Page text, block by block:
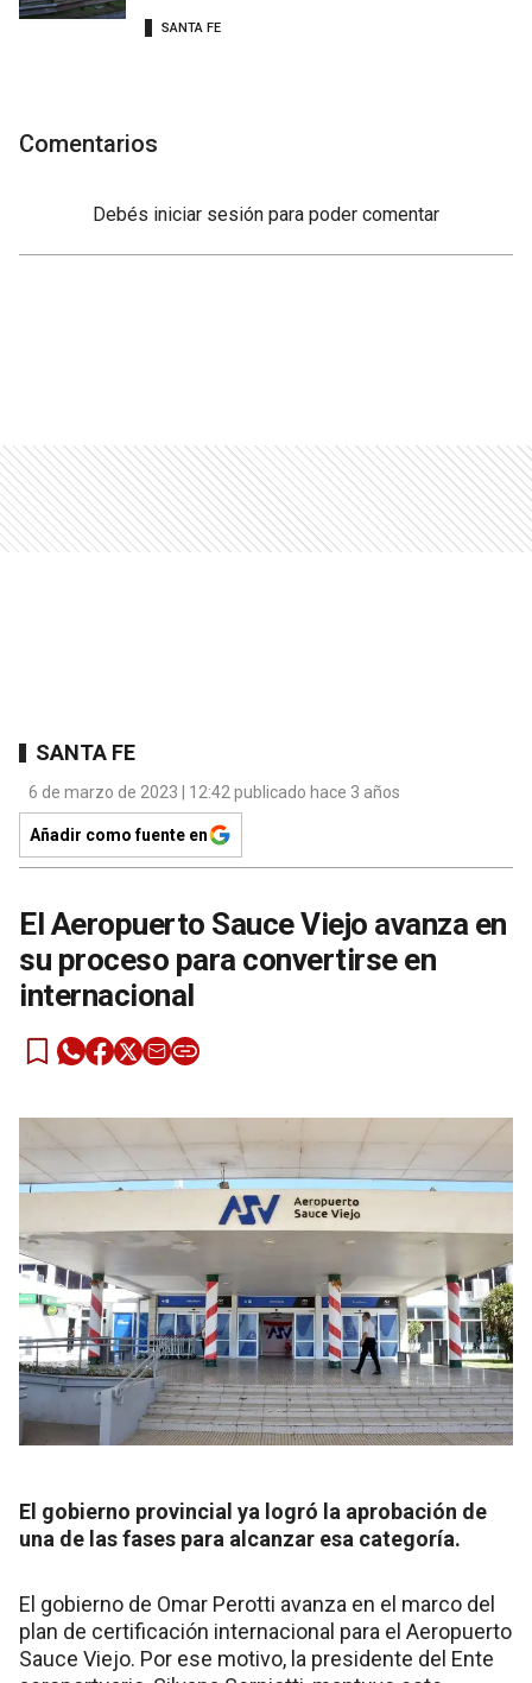
SANTA FE
Comentarios
Debés iniciar sesión para poder comentar
SANTA FE
6 de marzo de 2023 | 12:42 publicado hace 3 años
Añadir como fuente en
El Aeropuerto Sauce Viejo avanza en
su proceso para convertirse en
internacional
El gobierno provincial ya logró la aprobación de
una de las fases para alcanzar esa categoría.
El gobierno de Omar Perotti avanza en el marco del
plan de certificación internacional para el Aeropuerto
Sauce Viejo. Por ese motivo, la presidente del Ente